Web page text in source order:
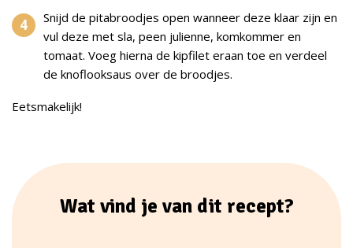
Snijd de pitabroodjes open wanneer deze klaar zijn en
vul deze met sla, peen julienne, komkommer en
tomaat. Voeg hierna de kipfilet eraan toe en verdeel
de knoflooksaus over de broodjes.
Eetsmakelijk!
Wat vind je van dit recept?